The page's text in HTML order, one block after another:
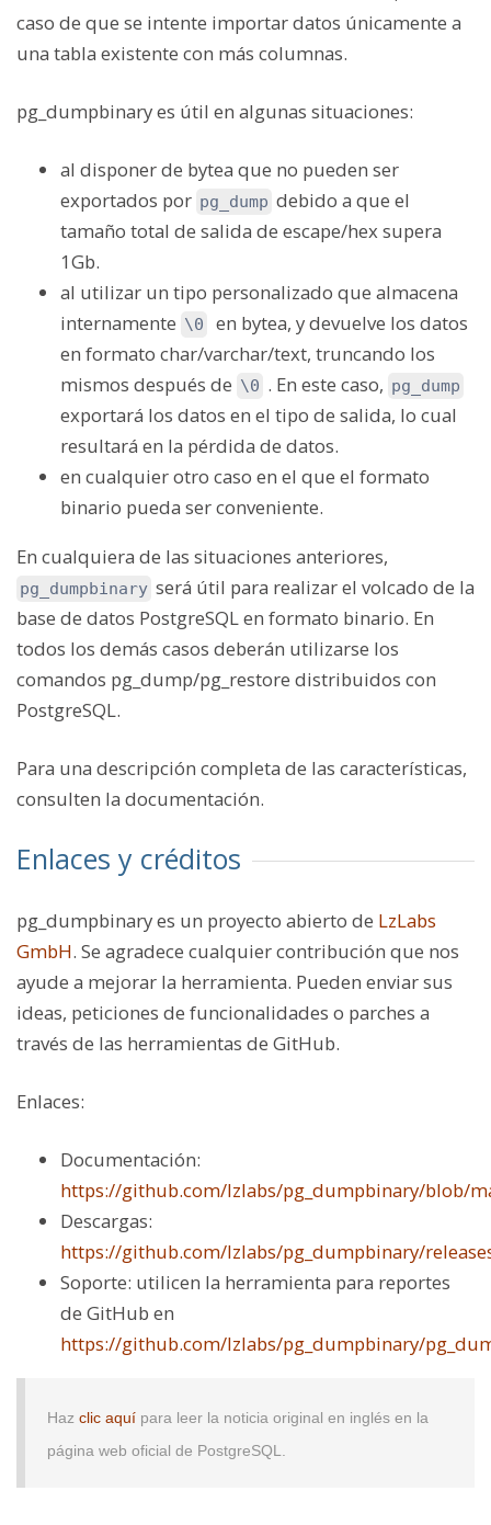
caso de que se intente importar datos únicamente a
una tabla existente con más columnas.
pg_dumpbinaryes útil en algunas situaciones:
al disponer de bytea que no pueden ser
exportados por pg_dump debido a que el
tamaño total de salida de escape/hex supera
1Gb.
al utilizar un tipo personalizado que almacena
internamente \0
en bytea, y devuelve los datos
en formato char/varchar/text, truncando los
mismos después de \0 . En este caso, pg_dump
exportará los datos en el tipo de salida, lo cual
resultará en la pérdida de datos.
en cualquier otro caso en el que el formato
binario pueda ser conveniente.
En cualquiera de las situaciones anteriores,
pg_dumpbinary será útil para realizar el volcado de la
base de datos PostgreSQL en formato binario. En
todos los demás casos deberán utilizarse los
comandos pg_dump/pg_restore distribuidos con
PostgreSQL.
Para una descripción completa de las características,
consulten la documentación.
Enlaces y créditos
pg_dumpbinary es un proyecto abierto de LzLabs
GmbH. Se agradece cualquier contribución que nos
ayude a mejorar la herramienta. Pueden enviar sus
ideas, peticiones de funcionalidades o parches a
través de las herramientas de GitHub.
Enlaces:
Documentación:
https://github.com/lzlabs/pg_dumpbinary/blob/
Descargas:
https://github.com/lzlabs/pg_dumpbinary/
Soporte: utilicen la herramienta para reportes
de GitHub en
https://github.com/lzlabs/pg_dumpbinary/
Haz clic aquí para leer la noticia original en inglés en la
página web oficial de PostgreSQL.